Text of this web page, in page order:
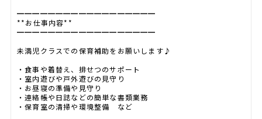
━━━━━━━━━━━━━━━━━━
**お仕事内容**
━━━━━━━━━━━━━━━━━━
未満児クラスでの保育補助をお願いします♪
・食事や着替え、排せつのサポート
・室内遊びや戸外遊びの見守り
・お昼寝の準備や見守り
・連絡帳や日誌などの簡単な書類業務
・保育室の清掃や環境整備 など